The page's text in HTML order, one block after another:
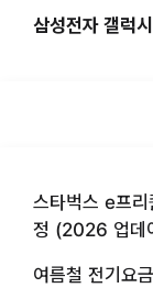
삼성전자 갤럭
스타벅스 e프
정 (2026 업데
여름철 전기요